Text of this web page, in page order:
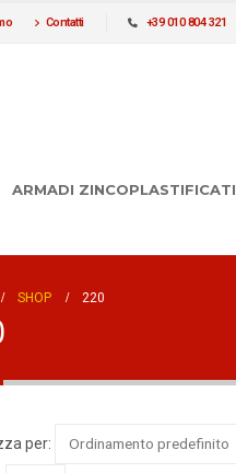
Contatti +39 010 804 321
ARMADI ZINCOPLASTIFICATI
SHOP 220
per: